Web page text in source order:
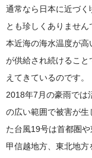
通常なら日本に近づく
とも珍しくありませ
本近海の海水温度が
が供給され続けるこ
えてきているのです。
2018年7月の豪雨では
の広い範囲で被害が
た台風19号は首都圏
甲信越地方、東北地